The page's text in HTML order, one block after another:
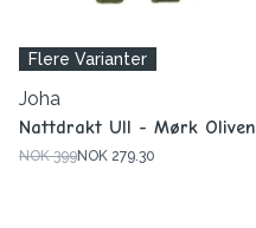
Flere Varianter
Joha
Nattdrakt Ull - Mørk Oliven
NOK 399NOK 279.30